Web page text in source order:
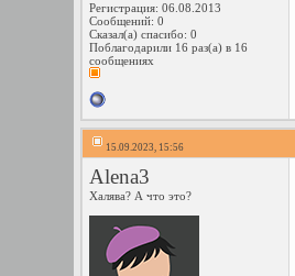
Регистрация: 06.08.2013
Сообщений: 0
Сказал(а) спасибо: 0
Поблагодарили 16 раз(а) в 16
сообщениях
15.09.2023, 15:56
Alena3
Халява? А что это?